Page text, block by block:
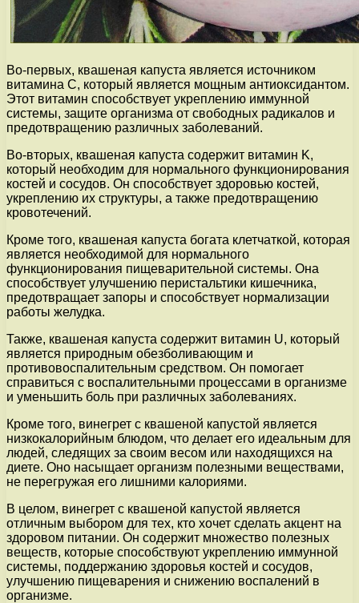
Во-первых, квашеная капуста является источником
витамина C, который является мощным антиоксидантом.
Этот витамин способствует укреплению иммунной
системы, защите организма от свободных радикалов и
предотвращению различных заболеваний.
Во-вторых, квашеная капуста содержит витамин K,
который необходим для нормального функционирования
костей и сосудов. Он способствует здоровью костей,
укреплению их структуры, а также предотвращению
кровотечений.
Кроме того, квашеная капуста богата клетчаткой, которая
является необходимой для нормального
функционирования пищеварительной системы. Она
способствует улучшению перистальтики кишечника,
предотвращает запоры и способствует нормализации
работы желудка.
Также, квашеная капуста содержит витамин U, который
является природным обезболивающим и
противовоспалительным средством. Он помогает
справиться с воспалительными процессами в организме
и уменьшить боль при различных заболеваниях.
Кроме того, винегрет с квашеной капустой является
низкокалорийным блюдом, что делает его идеальным для
людей, следящих за своим весом или находящихся на
диете. Оно насыщает организм полезными веществами,
не перегружая его лишними калориями.
В целом, винегрет с квашеной капустой является
отличным выбором для тех, кто хочет сделать акцент на
здоровом питании. Он содержит множество полезных
веществ, которые способствуют укреплению иммунной
системы, поддержанию здоровья костей и сосудов,
улучшению пищеварения и снижению воспалений в
организме.